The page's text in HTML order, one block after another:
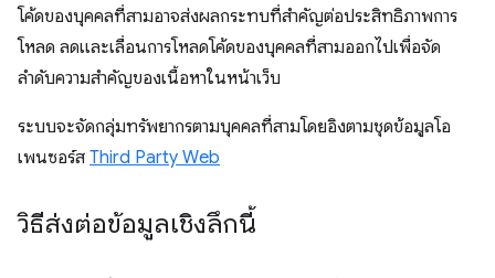
โค้ดของบุคคลที่สามอาจส่งผลกระทบที่สำคัญต่อประสิทธิภาพการ
โหลด ลดและเลื่อนการโหลดโค้ดของบุคคลที่สามออกไปเพื่อจัด
ลำดับความสำคัญของเนื้อหาในหน้าเว็บ
ระบบจะจัดกลุ่มทรัพยากรตามบุคคลที่สามโดยอิงตามชุดข้อมูลโอ
เพนซอร์ส Third Party Web
วิธีส่งต่อข้อมูลเชิงลึกนี้